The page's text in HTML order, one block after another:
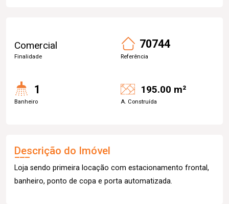
Comercial
Finalidade
70744
Referência
1
Banheiro
195.00 m²
A. Construída
Descrição do Imóvel
Loja sendo primeira locação com estacionamento frontal,
banheiro, ponto de copa e porta automatizada.